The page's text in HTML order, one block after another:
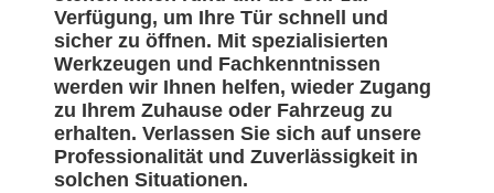
Verfügung, um Ihre Tür schnell und
sicher zu öffnen. Mit spezialisierten
Werkzeugen und Fachkenntnissen
werden wir Ihnen helfen, wieder Zugang
zu Ihrem Zuhause oder Fahrzeug zu
erhalten. Verlassen Sie sich auf unsere
Professionalität und Zuverlässigkeit in
solchen Situationen.